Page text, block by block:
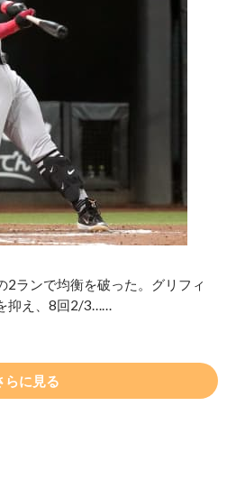
ランで均衡を破った。グリフィ
抑え、8回2/3……
らに見る